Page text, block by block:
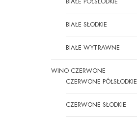
BIAŁE SŁODKIE
BIAŁE WYTRAWNE
WINO CZERWONE
CZERWONE PÓŁSŁODKIE
CZERWONE SŁODKIE